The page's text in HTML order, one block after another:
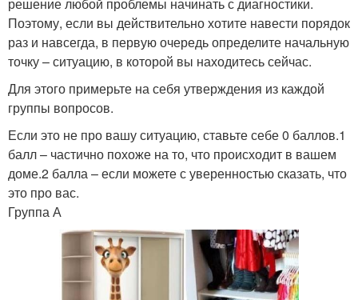
Поэтому, если вы действительно хотите навести порядок
раз и навсегда, в первую очередь определите начальную
точку – ситуацию, в которой вы находитесь сейчас.
Для этого примерьте на себя утверждения из каждой
группы вопросов.
Если это не про вашу ситуацию, ставьте себе 0 баллов.1
балл – частично похоже на то, что происходит в вашем
доме.2 балла – если можете с уверенностью сказать, что
это про вас.
Группа А